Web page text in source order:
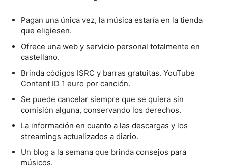
Pagan una única vez, la música estaría en la tienda
que eligiesen.
Ofrece una web y servicio personal totalmente en
castellano.
Brinda códigos ISRC y barras gratuitas. YouTube
Content ID 1 euro por canción.
Se puede cancelar siempre que se quiera sin
comisión alguna, conservando los derechos.
La información en cuanto a las descargas y los
streamings actualizados a diario.
Un blog a la semana que brinda consejos para
músicos.